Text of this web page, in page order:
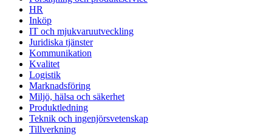
HR
Inköp
IT och mjukvaruutveckling
Juridiska tjänster
Kommunikation
Kvalitet
Logistik
Marknadsföring
Miljö, hälsa och säkerhet
Produktledning
Teknik och ingenjörsvetenskap
Tillverkning